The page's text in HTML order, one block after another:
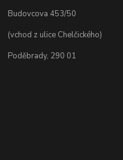
Budovcova 453/50
(vchod z ulice Chelčického)
Poděbrady, 290 01